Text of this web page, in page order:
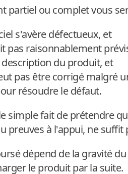
partiel ou complet vous
s'avère défectueux, et
pas raisonnablement
du produit, et
pas être corrigé malgré
résoudre le défaut.
simple fait de prétendre
preuves à l'appui, ne
dépend de la gravité
le produit par la suite.